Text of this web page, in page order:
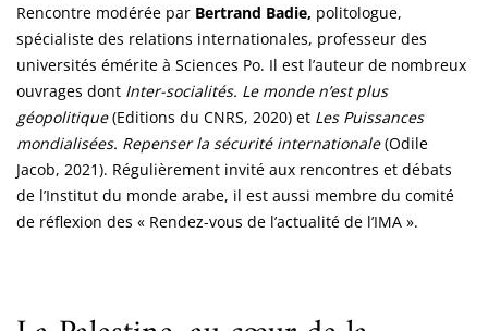
Rencontre modérée par Bertrand Badie, politologue,
spécialiste des relations internationales, professeur des
universités émérite à Sciences Po. Il est l’auteur de nombreux
ouvrages dont Inter-socialités. Le monde n’est plus
géopolitique(Editions du CNRS, 2020) et Les Puissances
mondialisées. Repenser la sécurité internationale(Odile
Jacob, 2021). Régulièrement invité aux rencontres et débats
de l’Institut du monde arabe, il est aussi membre du comité
de réflexion des « Rendez-vous de l’actualité de l’IMA ».